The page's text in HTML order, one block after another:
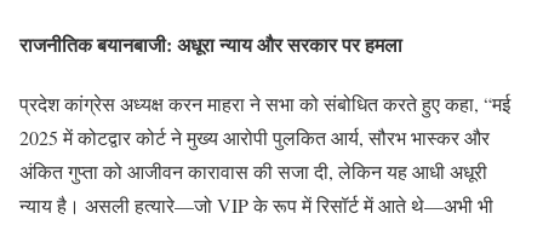
राजनीतिक बयानबाजी: अधूरा न्याय और सरकार पर हमला
प्रदेश कांग्रेस अध्यक्ष करन माहरा ने सभा को संबोधित करते हुए कहा, “मई
2025 में कोटद्वार कोर्ट ने मुख्य आरोपी पुलकित आर्य, सौरभ भास्कर और
अंकित गुप्ता को आजीवन कारावास की सजा दी, लेकिन यह आधी अधूरी
न्याय है। असली हत्यारे—जो VIP के रूप में रिसॉर्ट में आते थे—अभी भी